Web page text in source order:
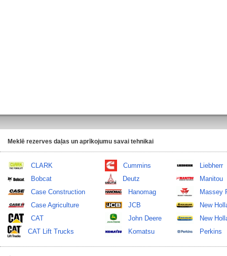
Meklē rezerves daļas un aprīkojumu savai tehnikai
CLARK
Bobcat
Case Construction
Case Agriculture
CAT
CAT Lift Trucks
Cummins
Deutz
Hanomag
JCB
John Deere
Komatsu
Liebherr
Manitou
Massey
New
New
Perkins